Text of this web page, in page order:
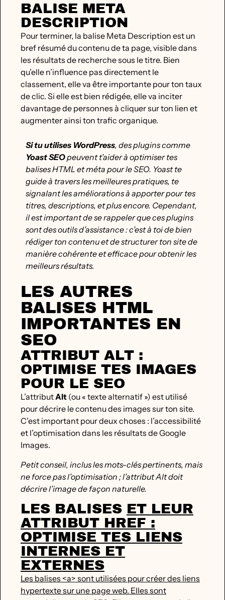
BALISE META
DESCRIPTION
Pour terminer, la balise Meta Description est un
bref résumé du contenu de ta page, visible dans
les résultats de recherche sous le titre. Bien
qu’elle n’influence pas directement le
classement, elle va être importante pour ton taux
de clic. Si elle est bien rédigée, elle va inciter
davantage de personnes à cliquer sur ton lien et
augmenter ainsi ton trafic organique.
Si tu utilises WordPress, des plugins comme
Yoast SEOpeuvent t’aider à optimiser tes
balises HTML et méta pour le SEO. Yoast te
guide à travers les meilleures pratiques, te
signalant les améliorations à apporter pour tes
titres, descriptions, et plus encore. Cependant,
il est important de se rappeler que ces plugins
sont des outils d’assistance : c’est à toi de bien
rédiger ton contenu et de structurer ton site de
manière cohérente et efficace pour obtenir les
meilleurs résultats.
LES AUTRES
BALISES HTML
IMPORTANTES EN
SEO
ATTRIBUT ALT :
OPTIMISE TES IMAGES
POUR LE SEO
L’attributAlt (ou « texte alternatif ») est utilisé
pour décrire le contenu des images sur ton site.
C’est important pour deux choses : l’accessibilité
et l’optimisation dans les résultats de Google
Images.
Petit conseil, inclus les mots-clés pertinents, mais
ne force pas l’optimisation ; l’attribut Alt doit
décrire l’image de façon naturelle.
LES BALISES ET LEUR
ATTRIBUT HREF :
OPTIMISE TES LIENS
INTERNES ET
EXTERNES
Les balises <a> sont utilisées pour créer des liens
hypertexte sur une page web. Elles sont